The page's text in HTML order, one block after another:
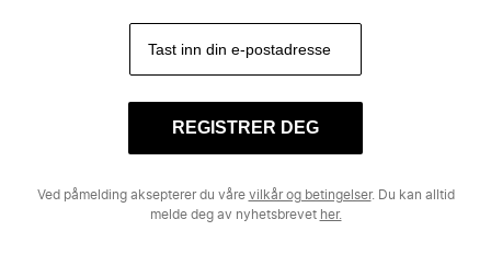
REGISTRER DEG
Ved påmelding aksepterer du våre vilkår og betingelser. Du kan alltid
melde deg av nyhetsbrevet her.